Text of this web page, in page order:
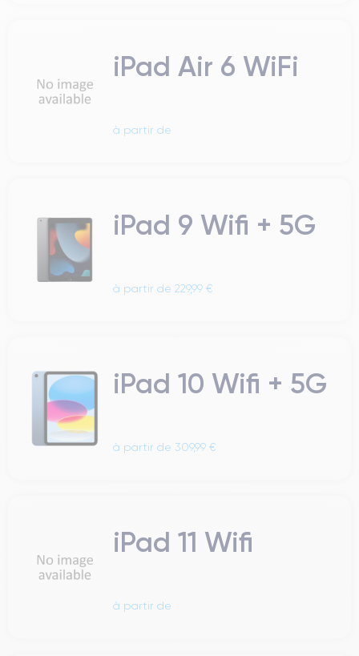
iPad Air 6 WiFi
à partir de
iPad 9 Wifi + 5G
à partir de 229,99 €
iPad 10 Wifi + 5G
à partir de 309,99 €
iPad 11 Wifi
à partir de